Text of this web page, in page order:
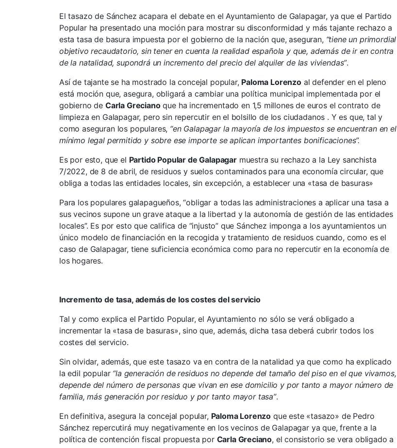
El tasazo de Sánchez acapara el debate en el Ayuntamiento de Galapagar, ya que el Partido
Popular ha presentado una moción para mostrar su disconformidad y más tajante rechazo a
esta tasa de basura impuesta por el gobierno de la nación que, aseguran, “tiene un primordial
objetivo recaudatorio, sin tener en cuenta la realidad española y que, además de ir en contra
de la natalidad, supondrá un incremento del precio del alquiler de las viviendas”.
Así de tajante se ha mostrado la concejal popular, Paloma Lorenzoal defender en el pleno
está moción que, asegura, obligará a cambiar una política municipal implementada por el
gobierno de Carla Grecianoque ha incrementado en 1,5 millones de euros el contrato de
limpieza en Galapagar, pero sin repercutir en el bolsillo de los ciudadanos . Y es que, tal y
como aseguran los populares, “en Galapagar la mayoría de los impuestos se encuentran en el
mínimo legal permitido y sobre ese importe se aplican importantes bonificaciones”.
Es por esto, que el Partido Popular de Galapagarmuestra su rechazo a la Ley sanchista
7/2022, de 8 de abril, de residuos y suelos contaminados para una economía circular, que
obliga a todas las entidades locales, sin excepción, a establecer una «tasa de basuras»
Para los populares galapagueños, “obligar a todas las administraciones a aplicar una tasa a
sus vecinos supone un grave ataque a la libertad y la autonomía de gestión de las entidades
locales”. Es por esto que califica de “injusto” que Sánchez imponga a los ayuntamientos un
único modelo de financiación en la recogida y tratamiento de residuos cuando, como es el
caso de Galapagar, tiene suficiencia económica como para no repercutir en la economía de
los hogares.
Incremento de tasa, además de los costes del servicio
Tal y como explica el Partido Popular, el Ayuntamiento no sólo se verá obligado a
incrementar la «tasa de basuras», sino que, además, dicha tasa deberá cubrir todos los
costes del servicio.
Sin olvidar, además, que este tasazo va en contra de la natalidad ya que como ha explicado
la edil popular“la generación de residuos no depende del tamaño del piso en el que vivamos,
depende del número de personas que vivan en ese domicilio y por tanto a mayor número de
familia, más generación por residuo y por tanto mayor tasa”.
En definitiva, asegura la concejal popular, Paloma Lorenzo que este «tasazo» de Pedro
Sánchez repercutirá muy negativamente en los vecinos de Galapagar ya que, frente a la
política de contención fiscal propuesta por Carla Greciano, el consistorio se vera obligado a